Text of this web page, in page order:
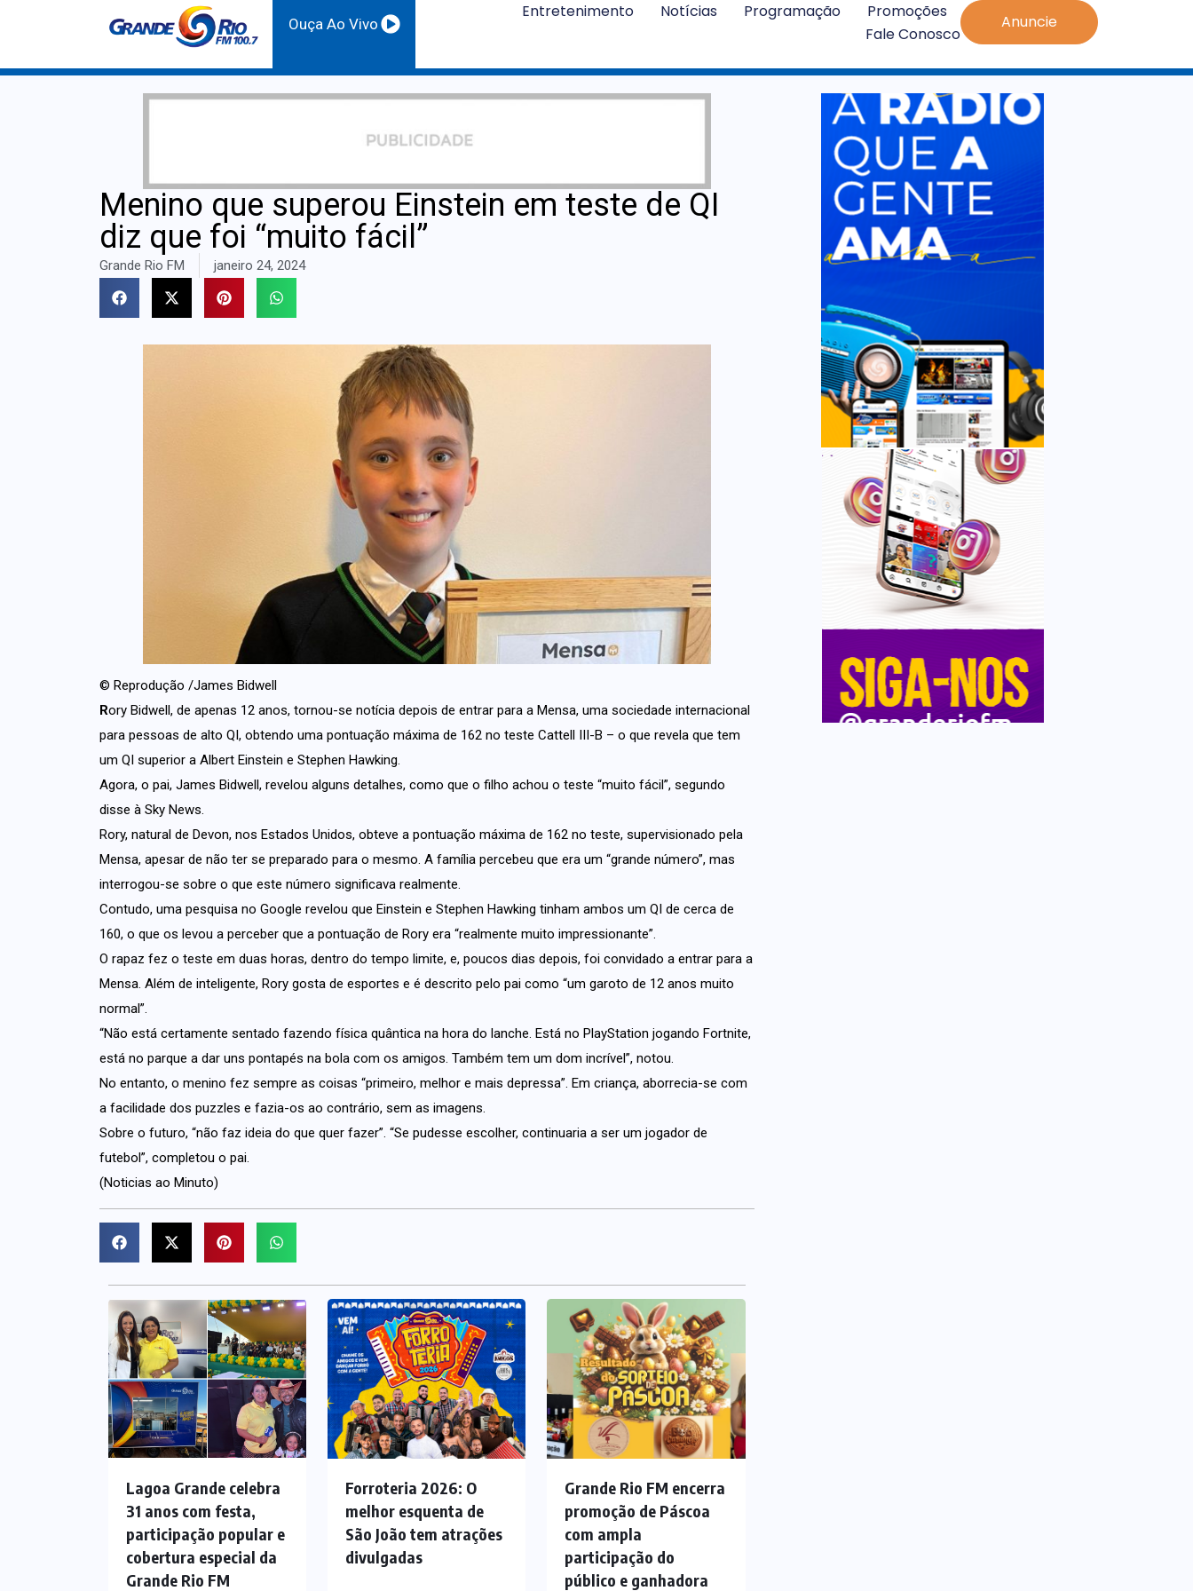
Ouça Ao Vivo
Entretenimento Notícias Programação
Promoções
Fale Conosco
Anuncie
Menino que superou Einstein em teste de QI
diz que foi “muito fácil”
Grande Rio FM janeiro 24, 2024
© Reprodução /James Bidwell
Rory Bidwell, de apenas 12 anos, tornou-se notícia depois de entrar para a Mensa, uma sociedade internacional
para pessoas de alto QI, obtendo uma pontuação máxima de 162 no teste Cattell III-B – o que revela que tem
um QI superior a Albert Einstein e Stephen Hawking.
Agora, o pai, James Bidwell, revelou alguns detalhes, como que o filho achou o teste “muito fácil”, segundo
disse à Sky News.
Rory, natural de Devon, nos Estados Unidos, obteve a pontuação máxima de 162 no teste, supervisionado pela
Mensa, apesar de não ter se preparado para o mesmo. A família percebeu que era um “grande número”, mas
interrogou-se sobre o que este número significava realmente.
Contudo, uma pesquisa no Google revelou que Einstein e Stephen Hawking tinham ambos um QI de cerca de
160, o que os levou a perceber que a pontuação de Rory era “realmente muito impressionante”.
O rapaz fez o teste em duas horas, dentro do tempo limite, e, poucos dias depois, foi convidado a entrar para a
Mensa. Além de inteligente, Rory gosta de esportes e é descrito pelo pai como “um garoto de 12 anos muito
normal”.
“Não está certamente sentado fazendo física quântica na hora do lanche. Está no PlayStation jogando Fortnite,
está no parque a dar uns pontapés na bola com os amigos. Também tem um dom incrível”, notou.
No entanto, o menino fez sempre as coisas “primeiro, melhor e mais depressa”. Em criança, aborrecia-se com
a facilidade dos puzzles e fazia-os ao contrário, sem as imagens.
Sobre o futuro, “não faz ideia do que quer fazer”. “Se pudesse escolher, continuaria a ser um jogador de
futebol”, completou o pai.
(Noticias ao Minuto)
Lagoa Grande celebra
31 anos com festa,
participação popular e
cobertura especial da
Grande Rio FM
Forroteria 2026: O
melhor esquenta de
São João tem atrações
divulgadas
Grande Rio FM encerra
promoção de Páscoa
com ampla
participação do
público e ganhadora